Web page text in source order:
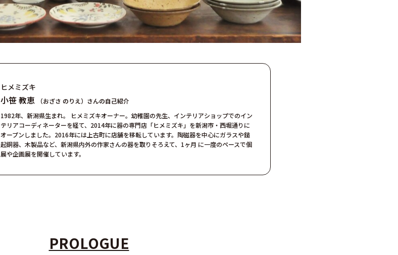
ヒメミズキ
小笹 教恵 （おざさ のりえ）さんの自己紹介
1982年、新潟県生まれ。 ヒメミズキオーナー。幼稚園の先生、インテリアショップでのイン
テリアコーディネーターを経て、2014年に器の専門店「ヒメミズキ」を新潟市・西堀通りに
オープンしました。2016年には上古町に店舗を移転しています。陶磁器を中心にガラスや鎚
起銅器、木製品など、新潟県内外の作家さんの器を取りそろえて、1ヶ月 に一度のペースで個
展や企画展を開催しています。
PROLOGUE